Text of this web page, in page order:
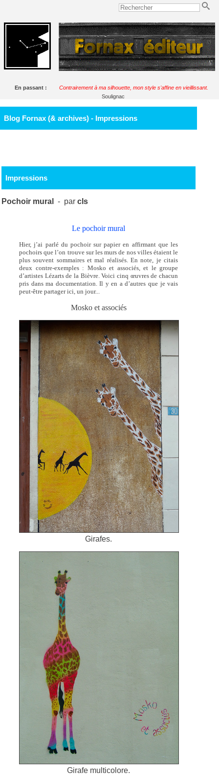
En passant :
Contrairement à ma silhouette, mon style s'affine en vieillissant.
Soulignac
Blog Fornax (& archives) - Impressions
Impressions
Pochoir mural - parcls
Le pochoir mural
Hier, j’ai parlé du pochoir sur papier en affirmant que les
pochoirs que l’on trouve sur les murs de nos villes étaient le
plus souvent sommaires et mal réalisés. En note, je citais
deux contre-exemples : Mosko et associés, et le groupe
d’artistes Lézarts de la Bièvre. Voici cinq œuvres de chacun
pris dans ma documentation. Il y en a d’autres que je vais
peut-être partager ici, un jour...
Mosko et associés
Girafes.
Girafe multicolore.